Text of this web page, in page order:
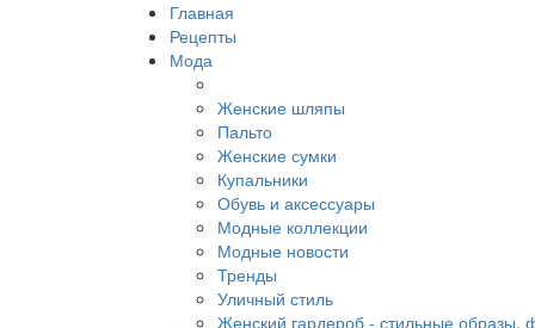
Главная
Рецепты
Мода
Женские шляпы
Пальто
Женские сумки
Купальники
Обувь и аксессуары
Модные коллекции
Модные новости
Тренды
Уличный стиль
Женский гардероб - стильные образы,